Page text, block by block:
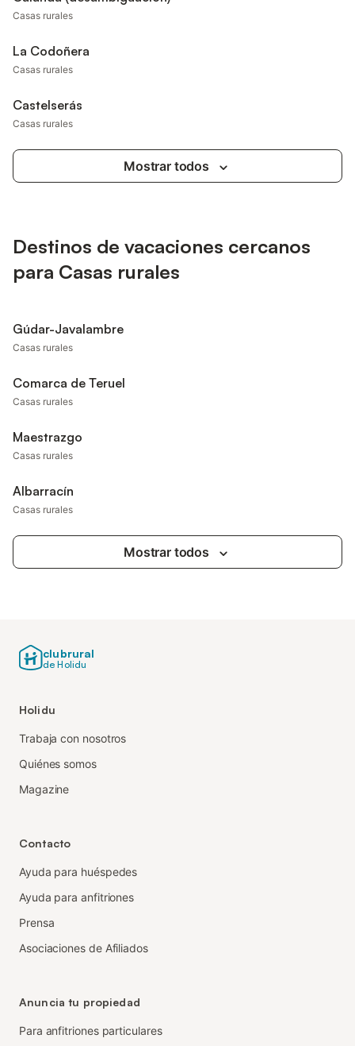
Casas rurales
La Codoñera
Casas rurales
Castelserás
Casas rurales
Mostrar todos
Destinos de vacaciones cercanos
para Casas rurales
Gúdar-Javalambre
Casas rurales
Comarca de Teruel
Casas rurales
Maestrazgo
Casas rurales
Albarracín
Casas rurales
Mostrar todos
clubrural
de Holidu
Holidu
Trabaja con nosotros
Quiénes somos
Magazine
Contacto
Ayuda para huéspedes
Ayuda para anfitriones
Prensa
Asociaciones de Afiliados
Anuncia tu propiedad
Para anfitriones particulares